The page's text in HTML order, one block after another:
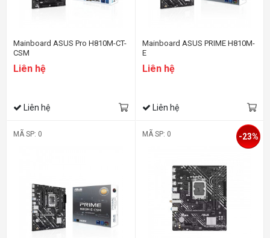
Mainboard ASUS Pro H810M-CT-
CSM
Liên hệ
Liên hệ
Mainboard ASUS PRIME H810M-
E
Liên hệ
Liên hệ
MÃ SP: 0 MÃ SP: 0 -23%